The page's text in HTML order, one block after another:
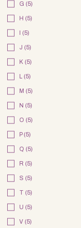
G (5)
H (5)
I (5)
J (5)
K (5)
L (5)
M (5)
N (5)
O (5)
P (5)
Q (5)
R (5)
S (5)
T (5)
U (5)
V (5)